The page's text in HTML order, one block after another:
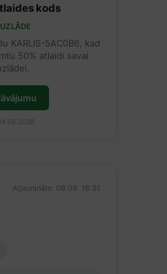
kods
KARLIS-5AC0B6, kad
50% atlaidi savai
Atjaunināts: 08.08. 16:31